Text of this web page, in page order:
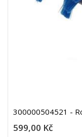
300000504521 -
599,00 Kč